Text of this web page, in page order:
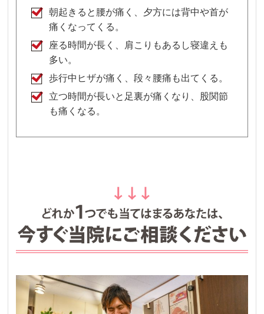
朝起きると腰が痛く、夕方には背中や首が
痛くなってくる。
座る時間が長く、肩こりもあるし寝違えも
多い。
歩行中ヒザが痛く、段々腰痛も出てくる。
立つ時間が長いと足裏が痛くなり、股関節
も痛くなる。